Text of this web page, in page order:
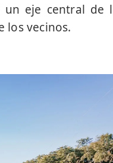
eje central de
los vecinos.